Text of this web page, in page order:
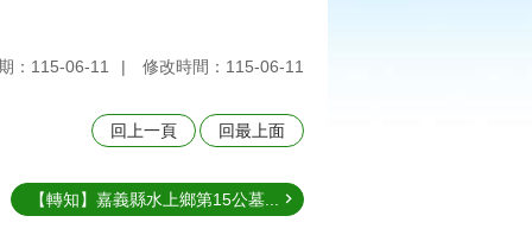
：115-06-11 修改時間：115-06-11
回上一頁 回最上面
【轉知】嘉義縣水上鄉第15公墓...